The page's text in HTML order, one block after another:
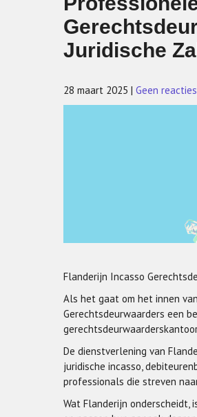
Juridische
28 maart 2025 | Geen reacties
Flanderijn Incasso
Als het gaat om het innen
Gerechtsdeurwaarders een
De dienstverlening van
juridische incasso,
professionals die streven
Wat Flanderijn onderscheidt,